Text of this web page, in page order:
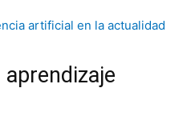
artificial en la actualidad
aprendizaje